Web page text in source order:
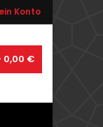
Konto
0,00 €